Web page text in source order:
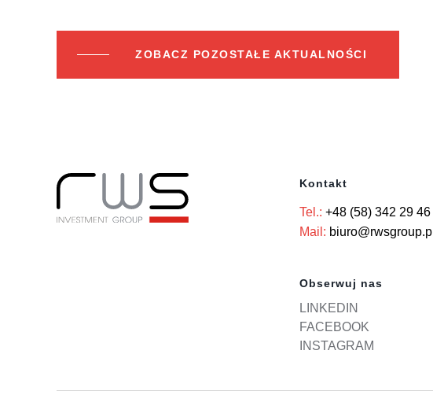
ZOBACZ POZOSTAŁE AKTUALNOŚCI
Kontakt
Tel.: +48 (58) 342 29 46
Mail: biuro@rwsgroup.pl
Obserwuj nas
LINKEDIN
FACEBOOK
INSTAGRAM